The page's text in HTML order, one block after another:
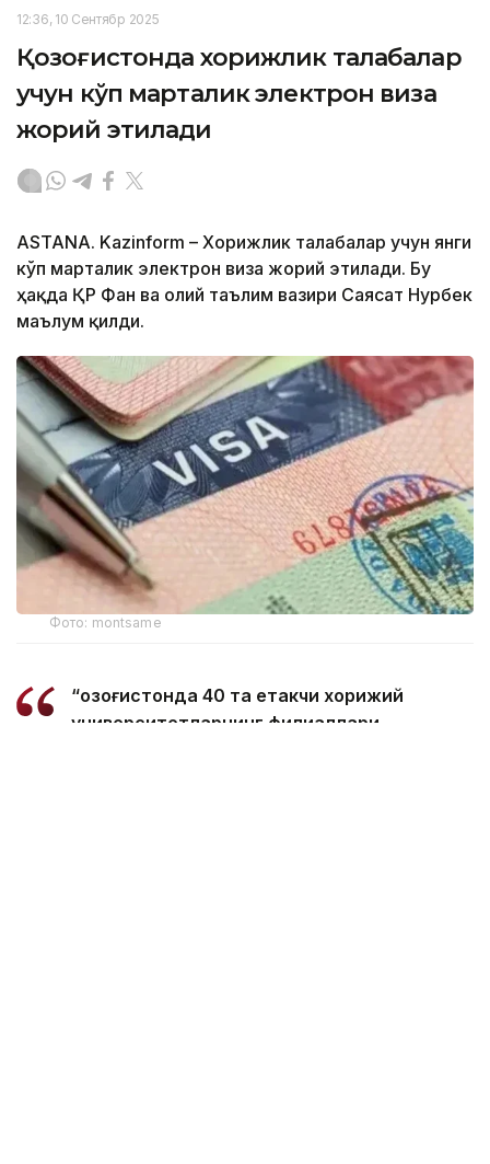
12:36, 10 Сентябр 2025
Қозоғистонда хорижлик талабалар
учун кўп марталик электрон виза
жорий этилади
ASTANA. Kazinform – Хорижлик талабалар учун янги
кўп марталик электрон виза жорий этилади. Бу
ҳақда ҚР Фан ва олий таълим вазири Саясат Нурбек
маълум қилди.
Фото: montsame
“Қозоғистонда 40 та етакчи хорижий
университетларнинг филиаллари